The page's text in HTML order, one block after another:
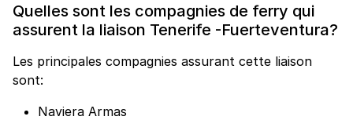
Quelles sont les compagnies de ferry qui
assurent la liaison Tenerife -Fuerteventura?
Les principales compagnies assurant cette liaison
sont:
Naviera Armas